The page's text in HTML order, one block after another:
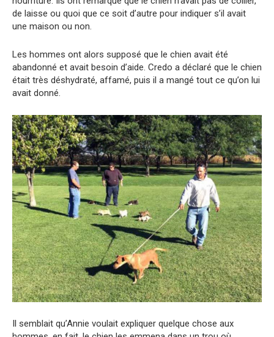
de laisse ou quoi que ce soit d’autre pour indiquer s’il avait
une maison ou non.
Les hommes ont alors supposé que le chien avait été
abandonné et avait besoin d’aide. Credo a déclaré que le chien
était très déshydraté, affamé, puis il a mangé tout ce qu’on lui
avait donné.
Il semblait qu’Annie voulait expliquer quelque chose aux